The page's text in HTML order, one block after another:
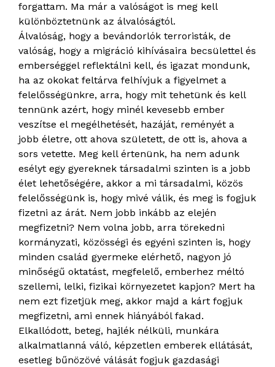
forgattam. Ma már a valóságot is meg kell
különböztetnünk az álvalóságtól.
Álvalóság, hogy a bevándorlók terroristák, de
valóság, hogy a migráció kihívásaira becsülettel és
emberséggel reflektálni kell, és igazat mondunk,
ha az okokat feltárva felhívjuk a figyelmet a
felelősségünkre, arra, hogy mit tehetünk és kell
tennünk azért, hogy minél kevesebb ember
veszítse el megélhetését, hazáját, reményét a
jobb életre, ott ahova született, de ott is, ahova a
sors vetette. Meg kell értenünk, ha nem adunk
esélyt egy gyereknek társadalmi szinten is a jobb
élet lehetőségére, akkor a mi társadalmi, közös
felelősségünk is, hogy mivé válik, és meg is fogjuk
fizetni az árát. Nem jobb inkább az elején
megfizetni? Nem volna jobb, arra törekedni
kormányzati, közösségi és egyéni szinten is, hogy
minden család gyermeke elérhető, nagyon jó
minőségű oktatást, megfelelő, emberhez méltó
szellemi, lelki, fizikai környezetet kapjon? Mert ha
nem ezt fizetjük meg, akkor majd a kárt fogjuk
megfizetni, ami ennek hiányából fakad.
Elkallódott, beteg, hajlék nélküli, munkára
alkalmatlanná váló, képzetlen emberek ellátását,
esetleg bűnözövé válását fogjuk gazdasági